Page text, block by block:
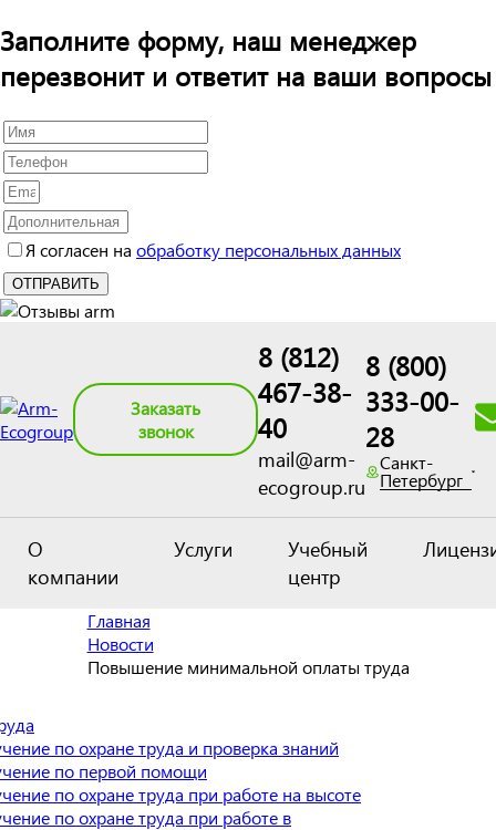
Заполните форму, наш менеджер
перезвонит и ответит на ваши вопросы
Я согласен на обработку персональных данных
Заказать
звонок
8 (812)
467-38-
40
mail@arm-
ecogroup.ru
8 (800)
333-00-
28
Санкт-
Петербург
О
компании
Услуги
Учебный
центр
Главная
Новости
Повышение минимальной оплаты труда
по охране труда и проверка знаний
по первой помощи
по охране труда при работе на высоте
по охране труда при работе в